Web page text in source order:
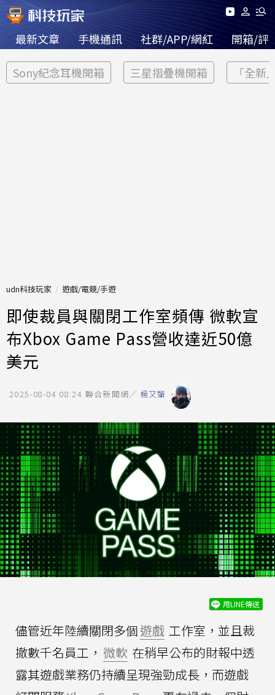
最新文章 手機通訊 社群/APP/網紅 開箱/評
Sony紀念耳機開箱 三星摺疊機開箱 「全新
udn科技玩家 遊戲/電競/手遊
即使裁員與關閉工作室頻傳 微軟宣
布Xbox Game Pass營收達近50億
美元
2025-08-04 08:24 聯合新聞網／ 楊又肇
用LINE傳送
儘管近年陸續關閉多個遊戲 工作室，並且裁
撤數千名員工， 微軟 在稍早公布的財報中透
露其遊戲業務仍持續呈現強勁成長，而遊戲